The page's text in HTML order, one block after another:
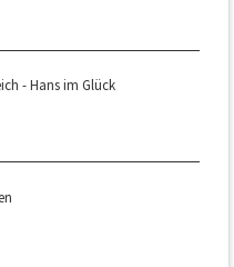
- Hans im Glück